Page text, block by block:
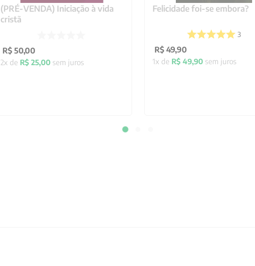
(PRÉ-VENDA) Iniciação à vida
cristã
R$ 50,00
2x de R$ 25,00sem juros
Felicidade foi-se embora?
3
R$ 49,90
1x de R$ 49,90sem juros